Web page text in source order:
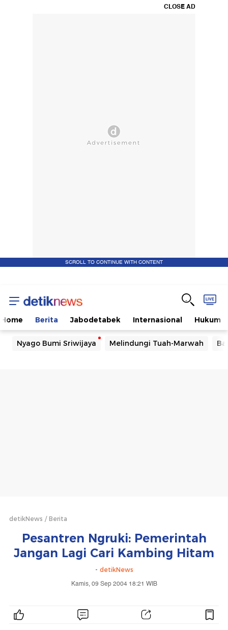
CLOSE AD
SCROLL TO CONTINUE WITH CONTENT
Home Berita Jabodetabek Internasional Hukum
Nyago Bumi Sriwijaya Melindungi Tuah-Marwah
detikNews Berita
Pesantren Ngruki: Pemerintah
Jangan Lagi Cari Kambing Hitam
- detikNews
Kamis, 09 Sep 2004 18:21 WIB